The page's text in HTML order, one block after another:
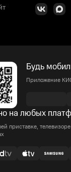
Будь
Приложение
на любых
приставке,